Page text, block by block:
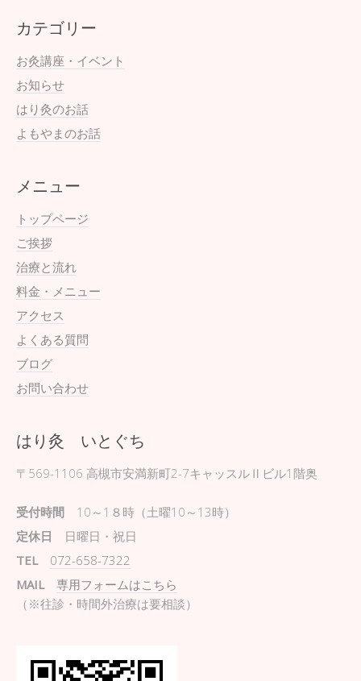
カテゴリー
お灸講座・イベント
お知らせ
はり灸のお話
よもやまのお話
メニュー
トップページ
ご挨拶
治療と流れ
料金・メニュー
アクセス
よくある質問
ブログ
お問い合わせ
はり灸 いとぐち
〒569-1106 高槻市安満新町2-7キャッスルⅡビル1階奥
受付時間 10～1８時（土曜10～13時）
定休日 日曜日・祝日
TEL
072-658-7322
MAIL
専用フォームはこちら
（※往診・時間外治療は要相談）